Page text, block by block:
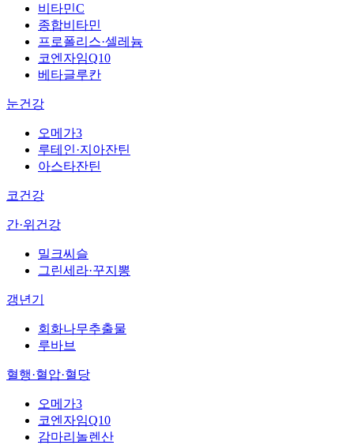
비타민C
종합비타민
프로폴리스·셀레늄
코엔자임Q10
베타글루칸
눈건강
오메가3
루테인·지아잔틴
아스타잔틴
코건강
간·위건강
밀크씨슬
그린세라·꾸지뽕
갱년기
회화나무추출물
루바브
혈행·혈압·혈당
오메가3
코엔자임Q10
감마리놀렌산